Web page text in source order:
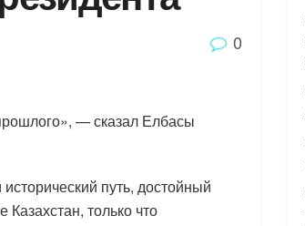
0
— сказал Елбасы
путь, достойный
только что